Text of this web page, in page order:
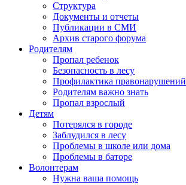
Структура
Документы и отчеты
Публикации в СМИ
Архив старого форума
Родителям
Пропал ребенок
Безопасность в лесу
Профилактика правонарушений
Родителям важно знать
Пропал взрослый
Детям
Потерялся в городе
Заблудился в лесу
Проблемы в школе или дома
Проблемы в баторе
Волонтерам
Нужна ваша помощь